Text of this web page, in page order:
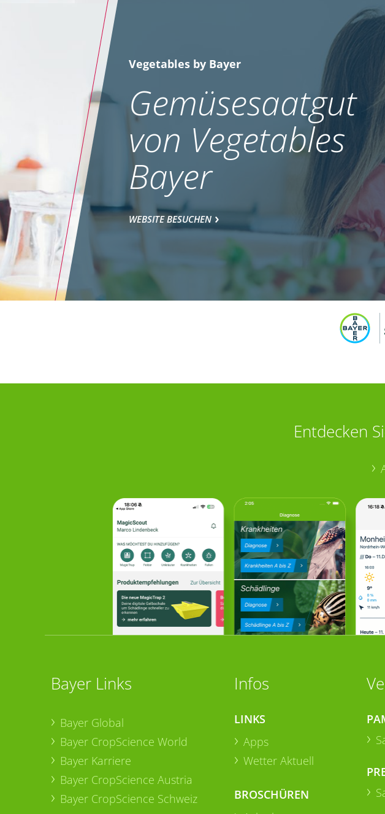
Vegetables by Bayer
Gemüsesaatgut
von Vegetables
Bayer
WEBSITE BESUCHEN
Entdecken
Bayer Links
Bayer Global
Bayer CropScience World
Bayer Karriere
Bayer CropScience Austria
Bayer CropScience Schweiz
Infos
LINKS
Apps
Wetter Aktuell
BROSCHÜREN